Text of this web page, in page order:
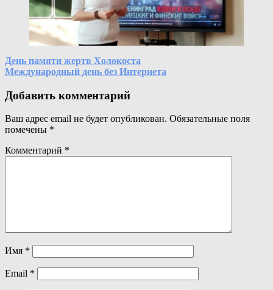
Навигация
по
записям
День памяти жертв Холокоста
Международный день без Интернета
Добавить комментарий
Ваш адрес email не будет опубликован. Обязательные поля
помечены *
Комментарий *
Имя *
Email *